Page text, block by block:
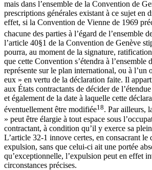
mais dans l’ensemble de la Convention de
prescriptions générales existant à ce sujet en
effet, si la Convention de Vienne de 1969
chacune des parties à l’égard de l’ensemble
l’article 40§1 de la Convention de Genève
pourra, au moment de la signature,
que cette Convention s’étendra à l’ensemble
représente sur le plan international, ou à l’un
eux » en vertu de la déclaration faite. Il
aux États contractants de décider de
et également de la date à laquelle cette
éventuellement être modifiée18. Par ailleurs,
» peut être élargie à tout espace sous
contractant, à condition qu’il y exerce sa
L’article 32-1 innove certes, en consacrant
expulsion, sans que celui-ci ait une portée
qu’exceptionnelle, l’expulsion peut en effet
circonstances précises.